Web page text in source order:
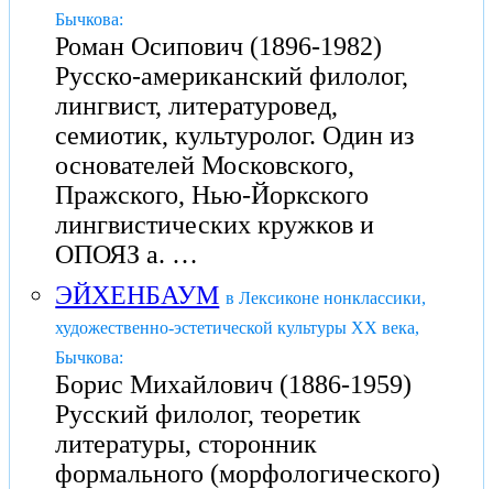
Бычкова:
Роман Осипович (1896-1982)
Русско-американский филолог,
лингвист, литературовед,
семиотик, культуролог. Один из
основателей Московского,
Пражского, Нью-Йоркского
лингвистических кружков и
ОПОЯЗ а. …
ЭЙХЕНБАУМ в Лексиконе нонклассики,
художественно-эстетической культуры XX века,
Бычкова:
Борис Михайлович (1886-1959)
Русский филолог, теоретик
литературы, сторонник
формального (морфологического)